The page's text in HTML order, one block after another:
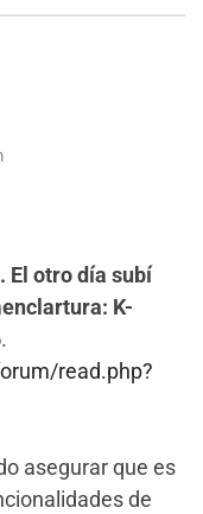
El otro día subí
K-
.
read.php?
asegurar que es
de